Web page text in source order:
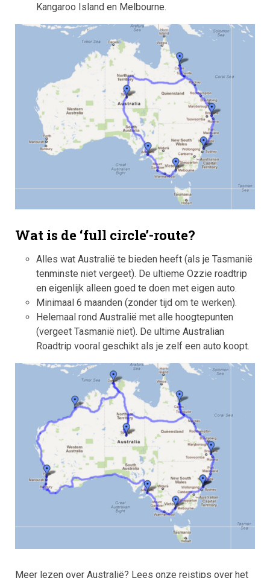
Kangaroo Island en Melbourne.
Wat is de ‘full circle’-route?
Alles wat Australië te bieden heeft (als je Tasmanië
tenminste niet vergeet). De ultieme Ozzie roadtrip
en eigenlijk alleen goed te doen met eigen auto.
Minimaal 6 maanden (zonder tijd om te werken).
Helemaal rond Australië met alle hoogtepunten
(vergeet Tasmanië niet). De ultime Australian
Roadtrip vooral geschikt als je zelf een auto koopt.
Meer lezen over Australië? Lees onze reistips over het